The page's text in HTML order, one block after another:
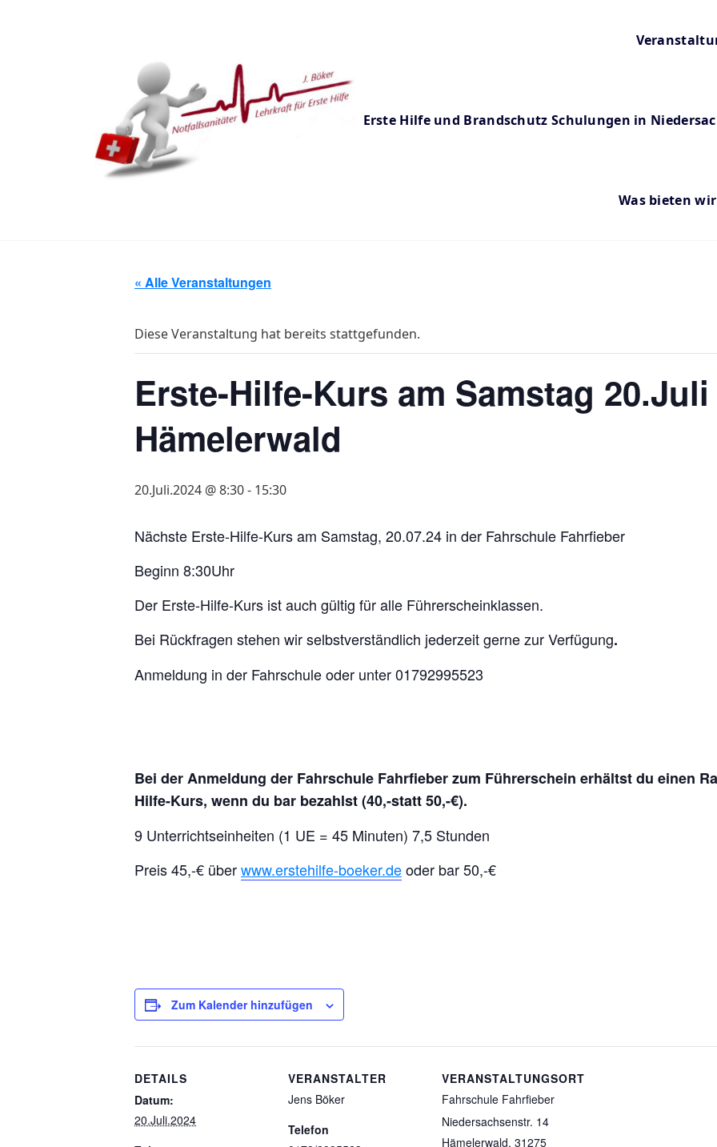
Erste Hilfe und Brandschutz Schulungen in
Was bieten
« Alle Veranstaltungen
Diese Veranstaltung hat bereits stattgefunden.
Erste-Hilfe-Kurs am Samstag
Hämelerwald
20.Juli.2024 @ 8:30- 15:30
Nächste Erste-Hilfe-Kurs am Samstag, 20.07.24 in der Fahrschule Fahrfieber
Beginn 8:30Uhr
Der Erste-Hilfe-Kurs ist auch gültig für alle Führerscheinklassen.
Bei Rückfragen stehen wir selbstverständlich jederzeit gerne zur Verfügung.
Anmeldung in der Fahrschule oder unter 01792995523
Bei der Anmeldung der Fahrschule Fahrfieber zum Führerschein erhältst du einen
Hilfe-Kurs, wenn du bar bezahlst (40,-statt 50,-€).
9 Unterrichtseinheiten (1 UE = 45 Minuten) 7,5 Stunden
Preis 45,-€ überwww.erstehilfe-boeker.deoder bar 50,-€
Zum Kalender hinzufügen
DETAILS
Datum:
20.Juli.2024
VERANSTALTER
Jens Böker
Telefon
VERANSTALTUNGSORT
Fahrschule Fahrfieber
Niedersachsenstr. 14
Hämelerwald, 31275